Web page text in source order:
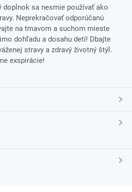
doplnok sa nesmie používať ako
Neprekračovať odporúčanú
na tmavom a suchom mieste
dohľadu a dosahu detí! Dbajte
stravy a zdravý životný štýl.
exspirácie!